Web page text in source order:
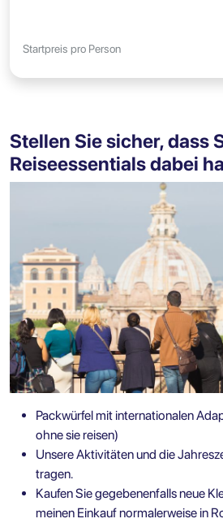
Startpreis pro Person
Stellen Sie sicher, dass
Reiseessentials dabei
Packwürfel mit internationalen
ohne sie reisen)
Unsere Aktivitäten und die
tragen.
Kaufen Sie gegebenenfalls neue
meinen Einkauf normalerweise in